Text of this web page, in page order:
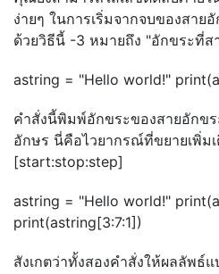
ง่ายๆ ในการเริ่มจากจบของสาย
ด้วยวิธีนี้ -3 หมายถึง "อักขระที่ส
astring = "Hello world!"
คำสั่งนี้พิมพ์อักขระของสายอักข
อักษร นี่คือไวยากรณ์ที่ขยายเพิ่ม
[start:stop:step]
astring = "Hello world!"
print(astring[3:7:1])
สังเกตว่าทั้งสองคำสั่งให้ผลลัพธ์แ